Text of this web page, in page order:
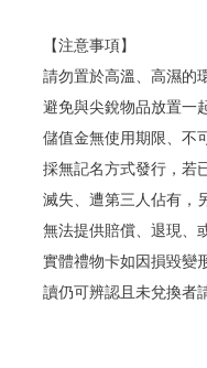
【注意事項】
請勿置於高溫、高濕的
避免與尖銳物品放置一
儲值金無使用期限、不
採無記名方式發行，若
滅失、遭第三人佔有，
無法提供賠償、退現、
實體禮物卡如因損毀變
讀仍可辨認且未兌換者